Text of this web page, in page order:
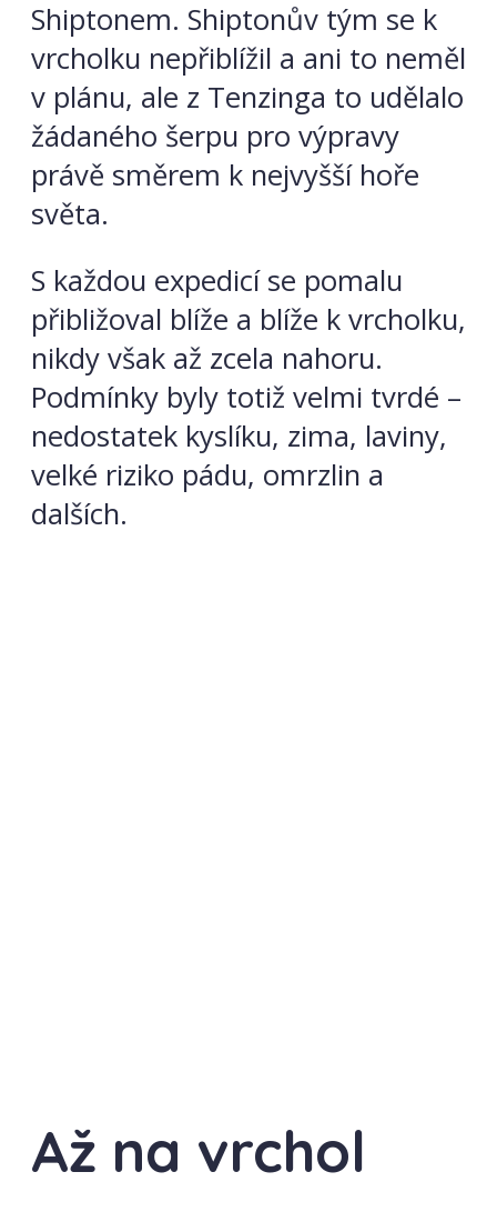
Shiptonem. Shiptonův tým se k
vrcholku nepřiblížil a ani to neměl
v plánu, ale z Tenzinga to udělalo
žádaného šerpu pro výpravy
právě směrem k nejvyšší hoře
světa.
S každou expedicí se pomalu
přibližoval blíže a blíže k vrcholku,
nikdy však až zcela nahoru.
Podmínky byly totiž velmi tvrdé –
nedostatek kyslíku, zima, laviny,
velké riziko pádu, omrzlin a
dalších.
Až na vrchol